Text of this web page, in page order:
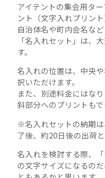
アイテントの集会用タ
ント（文字入れプリント
自治体名や町内会名な
「名入れセット」は、
す。
名入れの位置は、中央
択いただけます。
また、別途料金にはな
斜部分へのプリントもで
※名入れセットの納期
了後、約20日後の出荷と
名入れを検討する際、
の文字サイズになるの